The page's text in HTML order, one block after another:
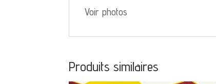
Voir photos
Produits similaires